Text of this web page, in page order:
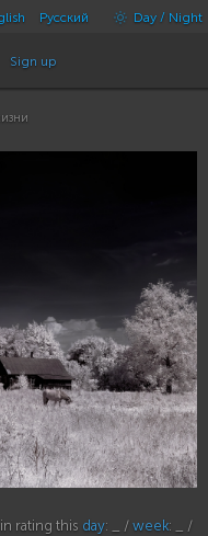
Русский Day / Night
Sign up
rating this day: _ / week: _ /